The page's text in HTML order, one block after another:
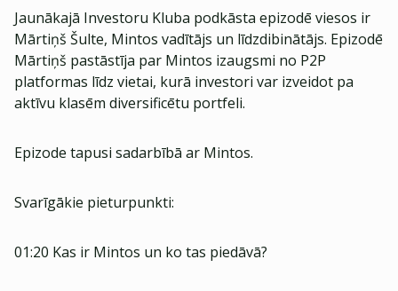
Jaunākajā Investoru Kluba podkāsta epizodē viesos ir
Mārtiņš Šulte, Mintos vadītājs un līdzdibinātājs. Epizodē
Mārtiņš pastāstīja par Mintos izaugsmi no P2P
platformas līdz vietai, kurā investori var izveidot pa
aktīvu klasēm diversificētu portfeli.
Epizode tapusi sadarbībā ar Mintos.
Svarīgākie pieturpunkti:
01:20 Kas ir Mintos un ko tas piedāvā?